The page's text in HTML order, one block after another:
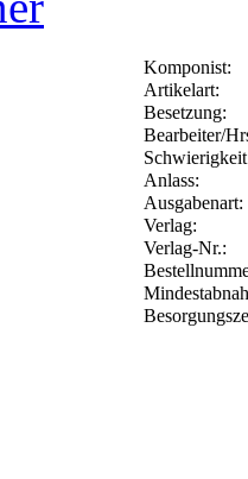
Komponist:
Artikelart:
Besetzung:
Bearbeiter/
Anlass:
Ausgabenart:
Verlag:
Verlag-Nr.: